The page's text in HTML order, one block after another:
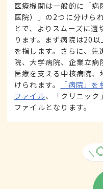
医療機関は一般的に「病
医院）」の2つに分けら
とで、よりスムーズに
ります。まず病院は20
を指します。さらに、
院、大学病院、企業立
医療を支える中核病院
けられます。
「病院」
ファイル、「クリニック
ファイルとなります。